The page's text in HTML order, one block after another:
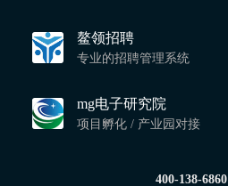
鳌领招聘
专业的招聘管理系统
mg电子研究院
项目孵化 / 产业园对接
400-138-6860